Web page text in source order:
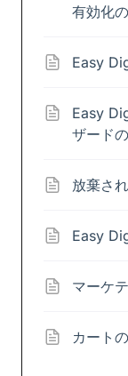
有効化
Easy
Easy
ザード
放棄さ
Easy
マーケ
カート